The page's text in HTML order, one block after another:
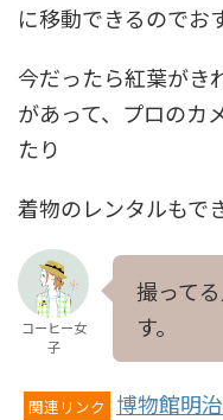
に移動できるのでお
今だったら紅葉がき
があって、プロのカ
たり
着物のレンタルもで
コーヒー女
子
撮って
す。
関連リンク 博物館明